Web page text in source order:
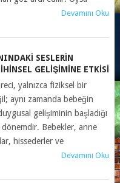
Devamını Oku
SESLERIN
GELIŞIMINE ETKISI
yalnızca fiziksel bir
aynı zamanda bebeğin
gelişiminin başladığı
Bebekler, anne
hissederler ve
Devamını Oku